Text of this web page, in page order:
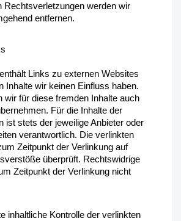
Rechtsverletzungen werden wir
entfernen.
Links zu externen Websites
Inhalte wir keinen Einfluss haben.
wir für diese fremden Inhalte auch
Für die Inhalte der
ist stets der jeweilige Anbieter oder
verantwortlich. Die verlinkten
Zeitpunkt der Verlinkung auf
überprüft. Rechtswidrige
Zeitpunkt der Verlinkung nicht
inhaltliche Kontrolle der verlinkten